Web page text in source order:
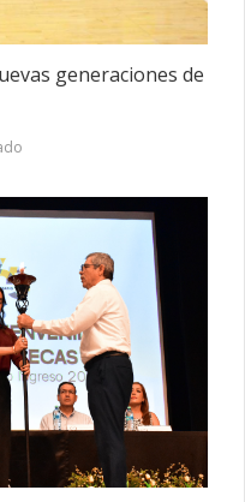
generaciones de